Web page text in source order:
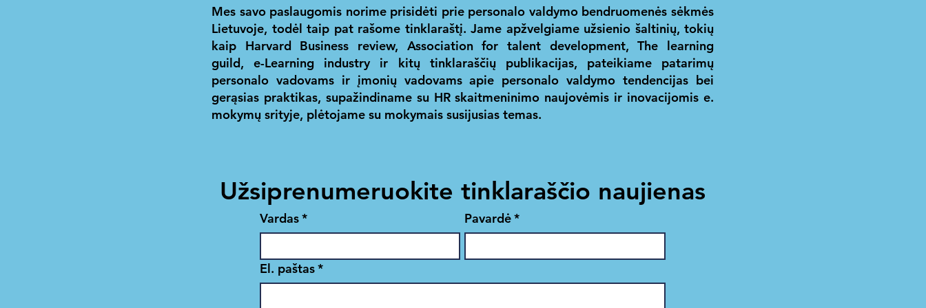
Mes savo paslaugomis norime prisidėti prie personalo valdymo bendruomenės sėkmės
Lietuvoje, todėl taip pat rašome tinklaraštį. Jame apžvelgiame užsienio šaltinių, tokių
kaip Harvard Business review, Association for talent development,The learning
guild,e-Learning industry ir kitų tinklaraščių publikacijas, pateikiame patarimų
personalo vadovams ir įmonių vadovams apie personalo valdymo tendencijas bei
gerąsias praktikas, supažindiname su HR skaitmeninimo naujovėmis ir inovacijomis e.
mokymų srityje, plėtojame su mokymais susijusias temas.
Užsiprenumeruokite tinklaraščio naujienas
Vardas* Pavardė*
El. paštas*